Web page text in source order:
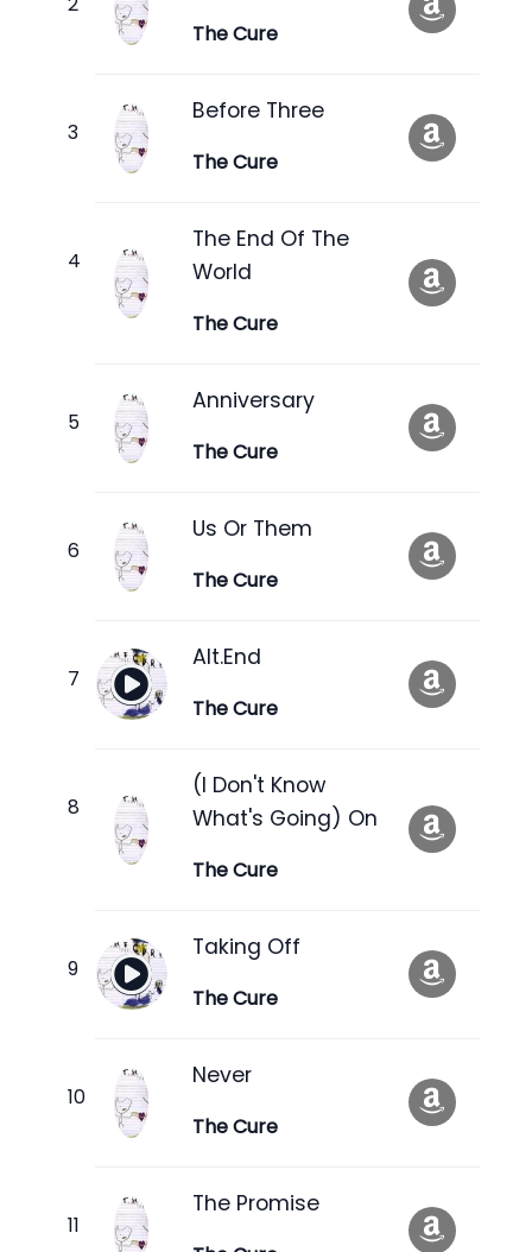
The Cure
Before Three
The Cure
The End Of The
World
The Cure
Anniversary
The Cure
Us Or Them
The Cure
Alt.End
The Cure
(I Don't Know
What's Going) On
The Cure
Taking Off
The Cure
Never
The Cure
The Promise